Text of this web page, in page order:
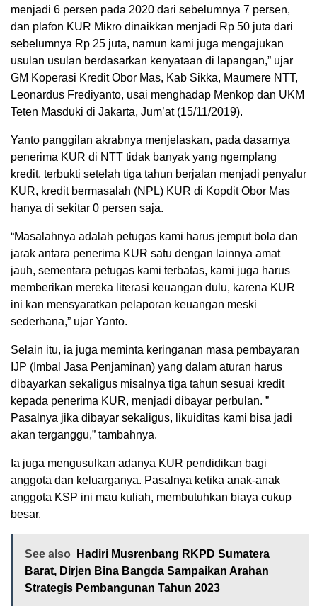
menjadi 6 persen pada 2020 dari sebelumnya 7 persen,
dan plafon KUR Mikro dinaikkan menjadi Rp 50 juta dari
sebelumnya Rp 25 juta, namun kami juga mengajukan
usulan usulan berdasarkan kenyataan di lapangan,” ujar
GM Koperasi Kredit Obor Mas, Kab Sikka, Maumere NTT,
Leonardus Frediyanto, usai menghadap Menkop dan UKM
Teten Masduki di Jakarta, Jum’at (15/11/2019).
Yanto panggilan akrabnya menjelaskan, pada dasarnya
penerima KUR di NTT tidak banyak yang ngemplang
kredit, terbukti setelah tiga tahun berjalan menjadi penyalur
KUR, kredit bermasalah (NPL) KUR di Kopdit Obor Mas
hanya di sekitar 0 persen saja.
“Masalahnya adalah petugas kami harus jemput bola dan
jarak antara penerima KUR satu dengan lainnya amat
jauh, sementara petugas kami terbatas, kami juga harus
memberikan mereka literasi keuangan dulu, karena KUR
ini kan mensyaratkan pelaporan keuangan meski
sederhana,” ujar Yanto.
Selain itu, ia juga meminta keringanan masa pembayaran
IJP (Imbal Jasa Penjaminan) yang dalam aturan harus
dibayarkan sekaligus misalnya tiga tahun sesuai kredit
kepada penerima KUR, menjadi dibayar perbulan. ”
Pasalnya jika dibayar sekaligus, likuiditas kami bisa jadi
akan terganggu,” tambahnya.
Ia juga mengusulkan adanya KUR pendidikan bagi
anggota dan keluarganya. Pasalnya ketika anak-anak
anggota KSP ini mau kuliah, membutuhkan biaya cukup
besar.
See also
Hadiri Musrenbang RKPD Sumatera
Barat, Dirjen Bina Bangda Sampaikan Arahan
Strategis Pembangunan Tahun 2023